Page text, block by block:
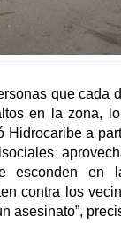
que cada
en la zona,
Hidrocaribe a
esconden en
contra los
asesinato”,